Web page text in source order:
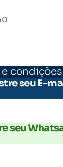
seu E-
seu